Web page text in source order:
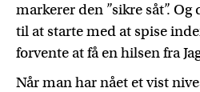
markerer den ”sikre såt”.
til at starte med at spise
forvente at få en hilsen fra
Når man har nået et vist